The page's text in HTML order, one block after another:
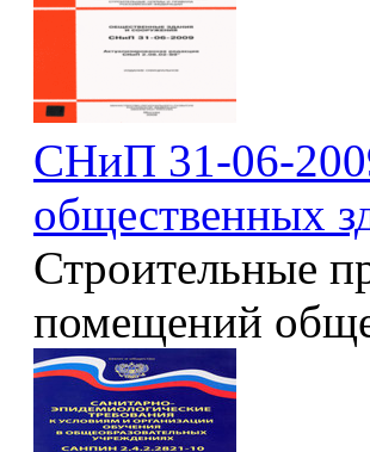
СНиП 31-06-
общественных
Строительные
помещений